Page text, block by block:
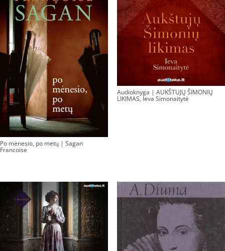
Po mėnesio, po metų | Sagan
Francoise
Audioknyga | AUKŠTUJŲ ŠIMONIŲ
LIKIMAS, Ieva Simonaitytė